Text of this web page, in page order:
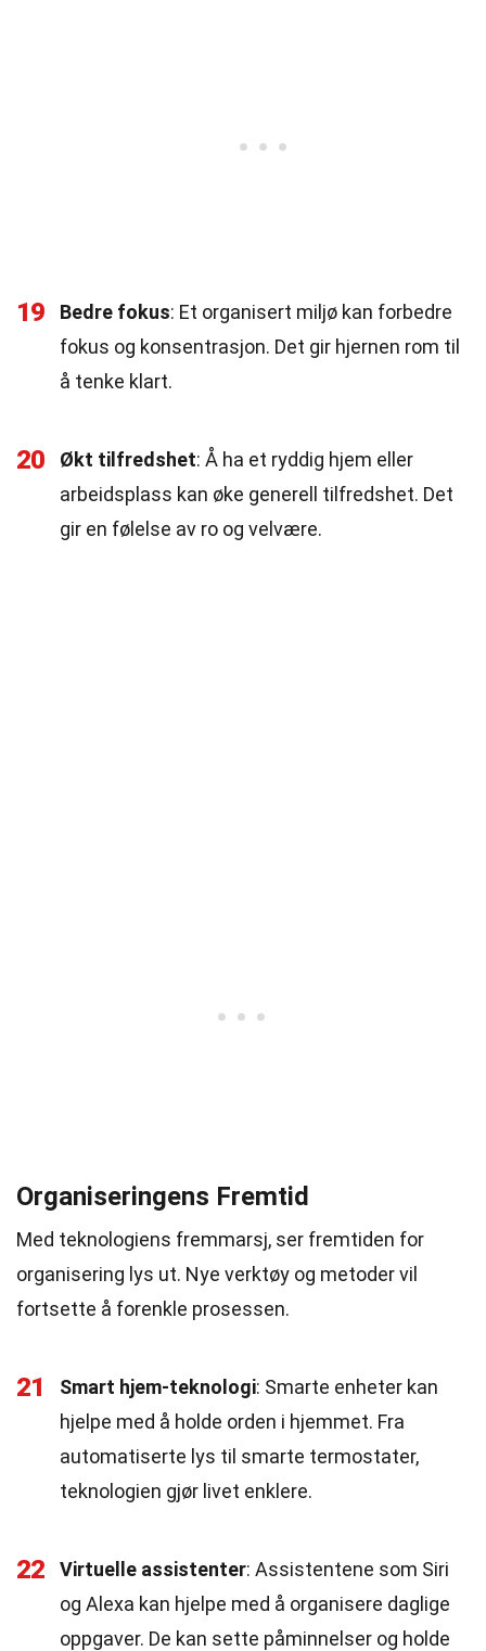
19 Bedre fokus: Et organisert miljø kan forbedre
fokus og konsentrasjon. Det gir hjernen rom til
å tenke klart.
20 Økt tilfredshet: Å ha et ryddig hjem eller
arbeidsplass kan øke generell tilfredshet. Det
gir en følelse av ro og velvære.
Organiseringens Fremtid
Med teknologiens fremmarsj, ser fremtiden for
organisering lys ut. Nye verktøy og metoder vil
fortsette å forenkle prosessen.
21 Smart hjem-teknologi: Smarte enheter kan
hjelpe med å holde orden i hjemmet. Fra
automatiserte lys til smarte termostater,
teknologien gjør livet enklere.
22 Virtuelle assistenter: Assistentene som Siri
og Alexa kan hjelpe med å organisere daglige
oppgaver. De kan sette påminnelser og holde